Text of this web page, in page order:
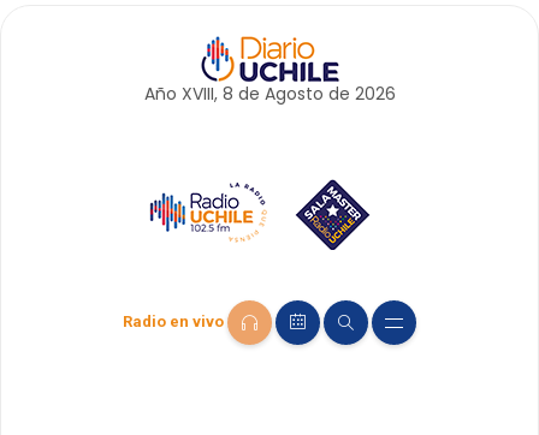
Año XVIII, 8 de Agosto de 2026
Radio en vivo